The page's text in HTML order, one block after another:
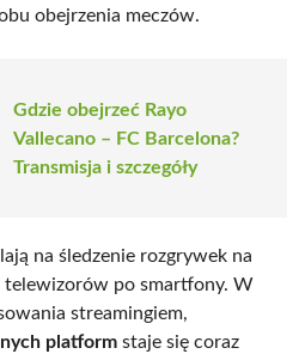
obejrzenia meczów.
Gdzie obejrzeć Rayo
Vallecano – FC Barcelona?
Transmisja i szczegóły
na śledzenie rozgrywek na
telewizorów po smartfony. W
streamingiem,
platform staje się coraz